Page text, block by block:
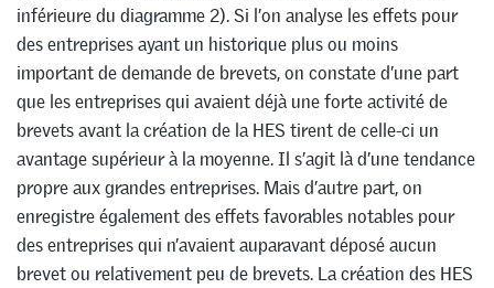
inférieure du diagramme 2). Si l’on analyse les effets pour
des entreprises ayant un historique plus ou moins
important de demande de brevets, on constate d’une part
que les entreprises qui avaient déjà une forte activité de
brevets avant la création de la HES tirent de celle-ci un
avantage supérieur à la moyenne. Il s’agit là d’une tendance
propre aux grandes entreprises. Mais d’autre part, on
enregistre également des effets favorables notables pour
des entreprises qui n’avaient auparavant déposé aucun
brevet ou relativement peu de brevets. La création des HES